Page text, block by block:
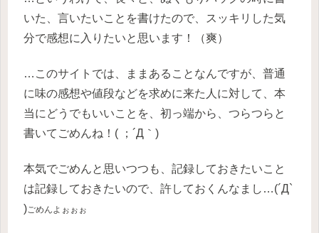
いた、言いたいことを書けたので、スッキリした気
分で感想に入りたいと思います！（爽）
…このサイトでは、ままあることなんですが、普通
に味の感想や値段などを求めに来た人に対して、本
当にどうでもいいことを、初っ端から、つらつらと
書いてごめんね！( ；´Д｀)
本気でごめんと思いつつも、記録しておきたいこと
は記録しておきたいので、許しておくんなまし…(´Д`
)ごめんよぉぉぉ